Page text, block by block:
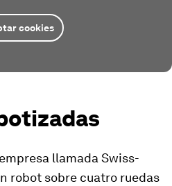
cookies
llamada Swiss-
robot sobre cuatro ruedas